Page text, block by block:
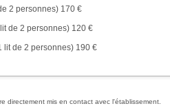
2 personnes) 170 €
de 2 personnes) 120 €
lit de 2 personnes) 190 €
directement mis en contact avec l'établissement.